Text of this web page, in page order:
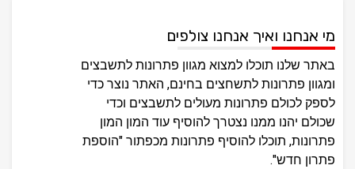
מי אנחנו ואיך אנחנו צולפים
באתר שלנו תוכלו למצוא מגוון פתרונות לתשבצים
ומגוון פתרונות לתשחצים בחינם, האתר נוצר כדי
לספק לכולם פתרונות מעולים לתשבצים וכדי
שכולם יהנו ממנו נצטרך להוסיף עוד המון המון
פתרונות, תוכלו להוסיף פתרונות מכפתור "הוספת
פתרון חדש".